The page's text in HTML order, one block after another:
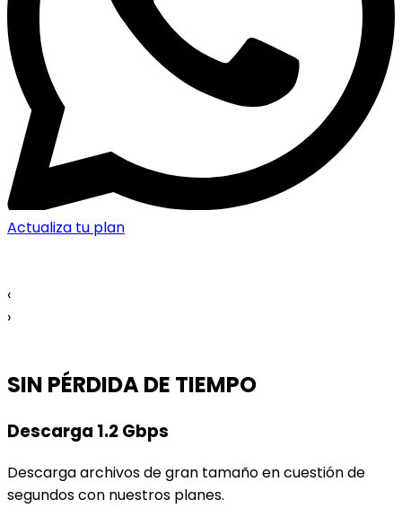
Actualiza tu plan
‹
›
SIN PÉRDIDA DE TIEMPO
Descarga 1.2 Gbps
Descarga archivos de gran tamaño en cuestión de
segundos con nuestros planes.